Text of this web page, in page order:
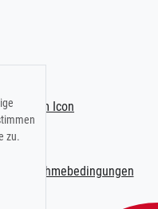
Teilnahmebedingungen
zu.